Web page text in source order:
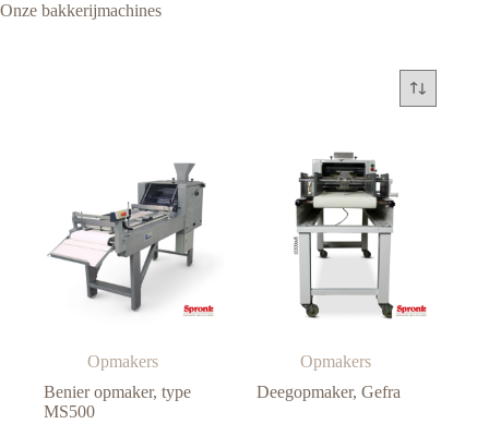
Onze bakkerijmachines
Opmakers
Benier opmaker, type
MS500
Opmakers
Deegopmaker, Gefra